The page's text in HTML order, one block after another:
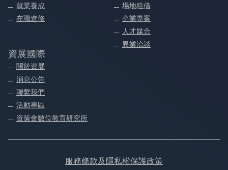
就業養成
在職進修
場地租借
企業專案
人才媒合
異業洽談
資展國際
關於資展
消息公告
聯繫我們
活動專區
資策會數位教育研究所
服務條款及隱私權保護政策